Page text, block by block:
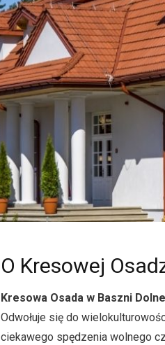
O Kresowej
Kresowa Osada w Baszni
Odwołuje się do
ciekawego spędzenia wolnego